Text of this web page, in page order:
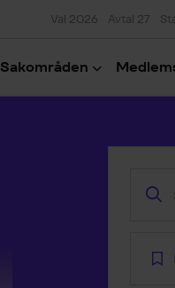
Val 2026 Avtal 27
Sakområden